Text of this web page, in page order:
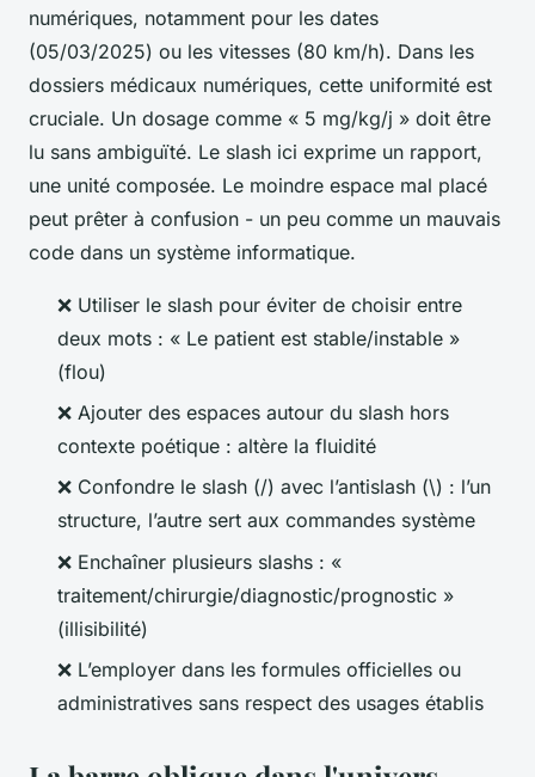
numériques, notamment pour les dates
(05/03/2025) ou les vitesses (80 km/h). Dans les
dossiers médicaux numériques, cette uniformité est
cruciale. Un dosage comme « 5 mg/kg/j » doit être
lu sans ambiguïté. Le slash ici exprime un rapport,
une unité composée. Le moindre espace mal placé
peut prêter à confusion - un peu comme un mauvais
code dans un système informatique.
❌ Utiliser le slash pour éviter de choisir entre
deux mots : « Le patient est stable/instable »
(flou)
❌ Ajouter des espaces autour du slash hors
contexte poétique : altère la fluidité
❌ Confondre le slash (/) avec l’antislash (\) : l’un
structure, l’autre sert aux commandes système
❌ Enchaîner plusieurs slashs : «
traitement/chirurgie/diagnostic/prognostic »
(illisibilité)
❌ L’employer dans les formules officielles ou
administratives sans respect des usages établis